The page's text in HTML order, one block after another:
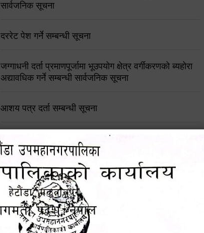
सार्वजनिक सूचना
दररेट पेश गर्ने सम्बन्धी सूचना
जग्गाधनी दर्ता प्रमाणपूर्जामा भूउपयोग क्षेत्र वर्गीकरणको ब्यहोरा
अद्यावधिक गर्ने सम्बन्धी सार्वजनिक सूचना
आशय पत्र दर्ता सम्बन्धी सूचना
शिक्षक सरुवा सहमतिका लागि दरखास्त आव्हान सम्बन्धी सूचना !
हेटौंडा उपमहानगरपालिकाको सूची दर्ता सम्बन्धी सूचना
चुरियामाई सुरुङको संरक्षण तथा व्यवस्थापनको जिम्मेवारी
समितिलाई हस्तान्तरण